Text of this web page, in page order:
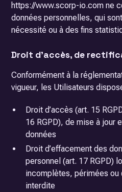
https://www.scorp-io.com ne
données personnelles, qui
nécessité ou à des fins
Droit d’accès, de
Conformément à la
vigueur, les Utilisateurs
Droit d’accès (art. 15
16 RGPD), de mise à jour
données
Droit d’effacement des
personnel (art. 17 RGPD)
incomplètes, périmées
interdite